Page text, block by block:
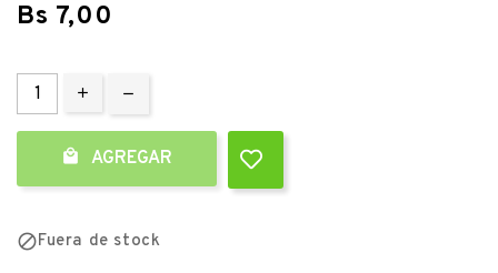
Bs 7,00
 AGREGAR
Fuera de stock